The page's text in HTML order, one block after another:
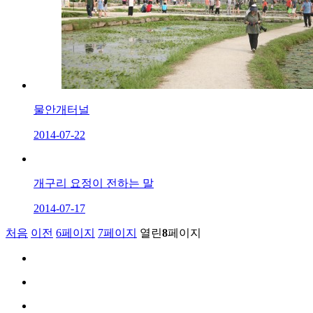
물안개터널
2014-07-22
개구리 요정이 전하는 말
2014-07-17
처음 이전 6페이지 7페이지 열린8페이지